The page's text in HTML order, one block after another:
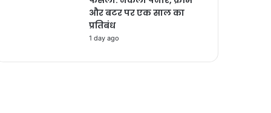
और बटर पर एक साल का
प्रतिबंध
1 day ago